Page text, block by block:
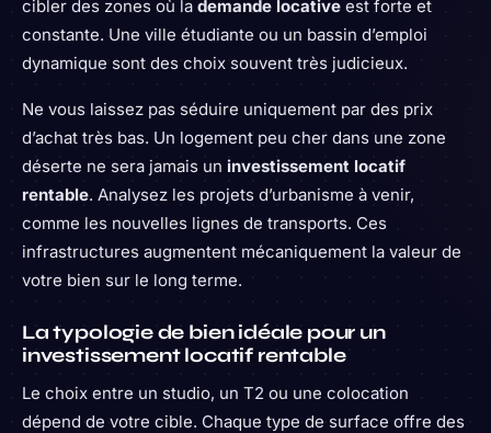
cibler des zones où la demande locative est forte et
constante. Une ville étudiante ou un bassin d’emploi
dynamique sont des choix souvent très judicieux.
Ne vous laissez pas séduire uniquement par des prix
d’achat très bas. Un logement peu cher dans une zone
déserte ne sera jamais un investissement locatif
rentable. Analysez les projets d’urbanisme à venir,
comme les nouvelles lignes de transports. Ces
infrastructures augmentent mécaniquement la valeur de
votre bien sur le long terme.
La typologie de bien idéale pour un
investissement locatif rentable
Le choix entre un studio, un T2 ou une colocation
dépend de votre cible. Chaque type de surface offre des